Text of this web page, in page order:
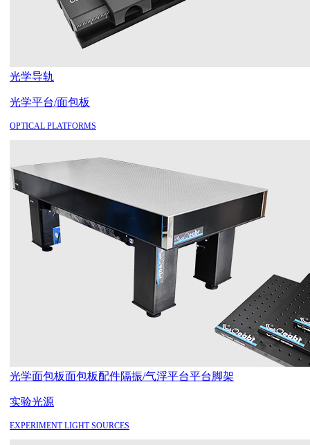
光学导轨
光学平台/面包板
OPTICAL PLATFORMS
光学面包板面包板配件隔振/气浮平台平台脚架
实验光源
EXPERIMENT LIGHT SOURCES